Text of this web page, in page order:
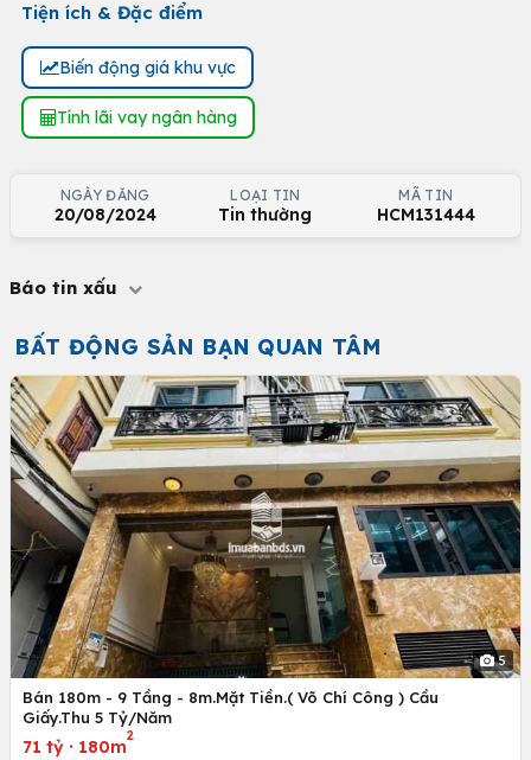
Tiện ích & Đặc điểm
Biến động giá khu vực
Tính lãi vay ngân hàng
NGÀY ĐĂNG
20/08/2024
LOẠI TIN
Tin thường
MÃ TIN
HCM131444
Báo tin xấu
BẤT ĐỘNG SẢN BẠN QUAN TÂM
5
Bán 180m - 9 Tầng - 8m.Mặt Tiền.( Võ Chí Công ) Cầu
Giấy.Thu 5 Tỷ/Năm
71 tỷ · 180m
2